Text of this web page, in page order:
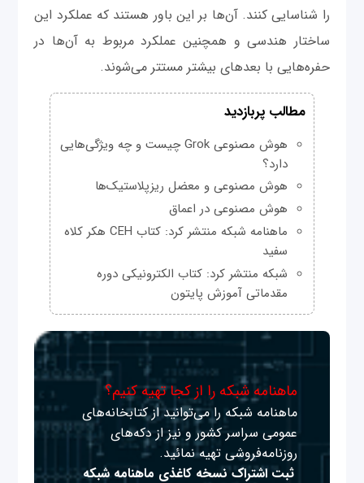
را شناسایی کنند. آن‌ها بر این باور هستند که عملکرد این
ساختار هندسی و همچنین عملکرد مربوط به آن‌ها در
حفره‌هایی با بعدهای بیشتر مستتر می‌شوند.
مطالب پربازدید
هوش مصنوعی Grok چیست و چه ویژگی‌هایی
دارد؟
هوش مصنوعی و معضل ریزپلاستیک‌ها
هوش مصنوعی در اعماق
ماهنامه شبکه منتشر کرد: کتاب CEH هکر کلاه
سفید
شبکه منتشر کرد: کتاب الکترونیکی دوره
مقدماتی آموزش پایتون
ماهنامه شبکه را از کجا تهیه کنیم؟
ماهنامه شبکه را می‌توانید از کتابخانه‌های
عمومی سراسر کشور و نیز از دکه‌های
روزنامه‌فروشی تهیه نمائید.
ثبت اشتراک نسخه کاغذی ماهنامه شبکه